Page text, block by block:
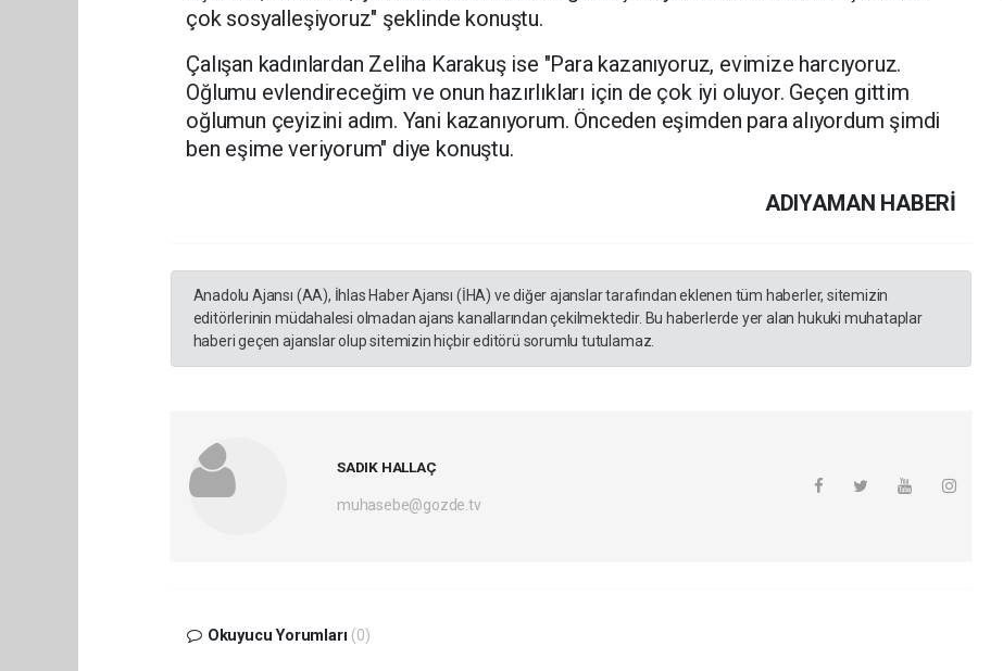
çok sosyalleşiyoruz" şeklinde konuştu.
Çalışan kadınlardan Zeliha Karakuş ise "Para kazanıyoruz, evimize harcıyoruz.
Oğlumu evlendireceğim ve onun hazırlıkları için de çok iyi oluyor. Geçen gittim
oğlumun çeyizini adım. Yani kazanıyorum. Önceden eşimden para alıyordum şimdi
ben eşime veriyorum" diye konuştu.
ADIYAMAN HABERİ
Anadolu Ajansı (AA), İhlas Haber Ajansı (İHA) ve diğer ajanslar tarafından eklenen tüm haberler, sitemizin
editörlerinin müdahalesi olmadan ajans kanallarından çekilmektedir. Bu haberlerde yer alan hukuki muhataplar
haberi geçen ajanslar olup sitemizin hiçbir editörü sorumlu tutulamaz.
SADIK HALLAÇ
muhasebe@gozde.tv
Okuyucu Yorumları (0)